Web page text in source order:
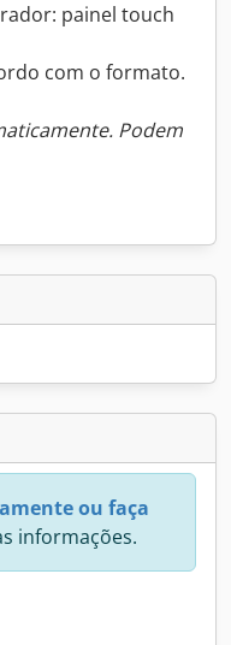
painel touch
com o formato.
Podem
ou faça
informações.